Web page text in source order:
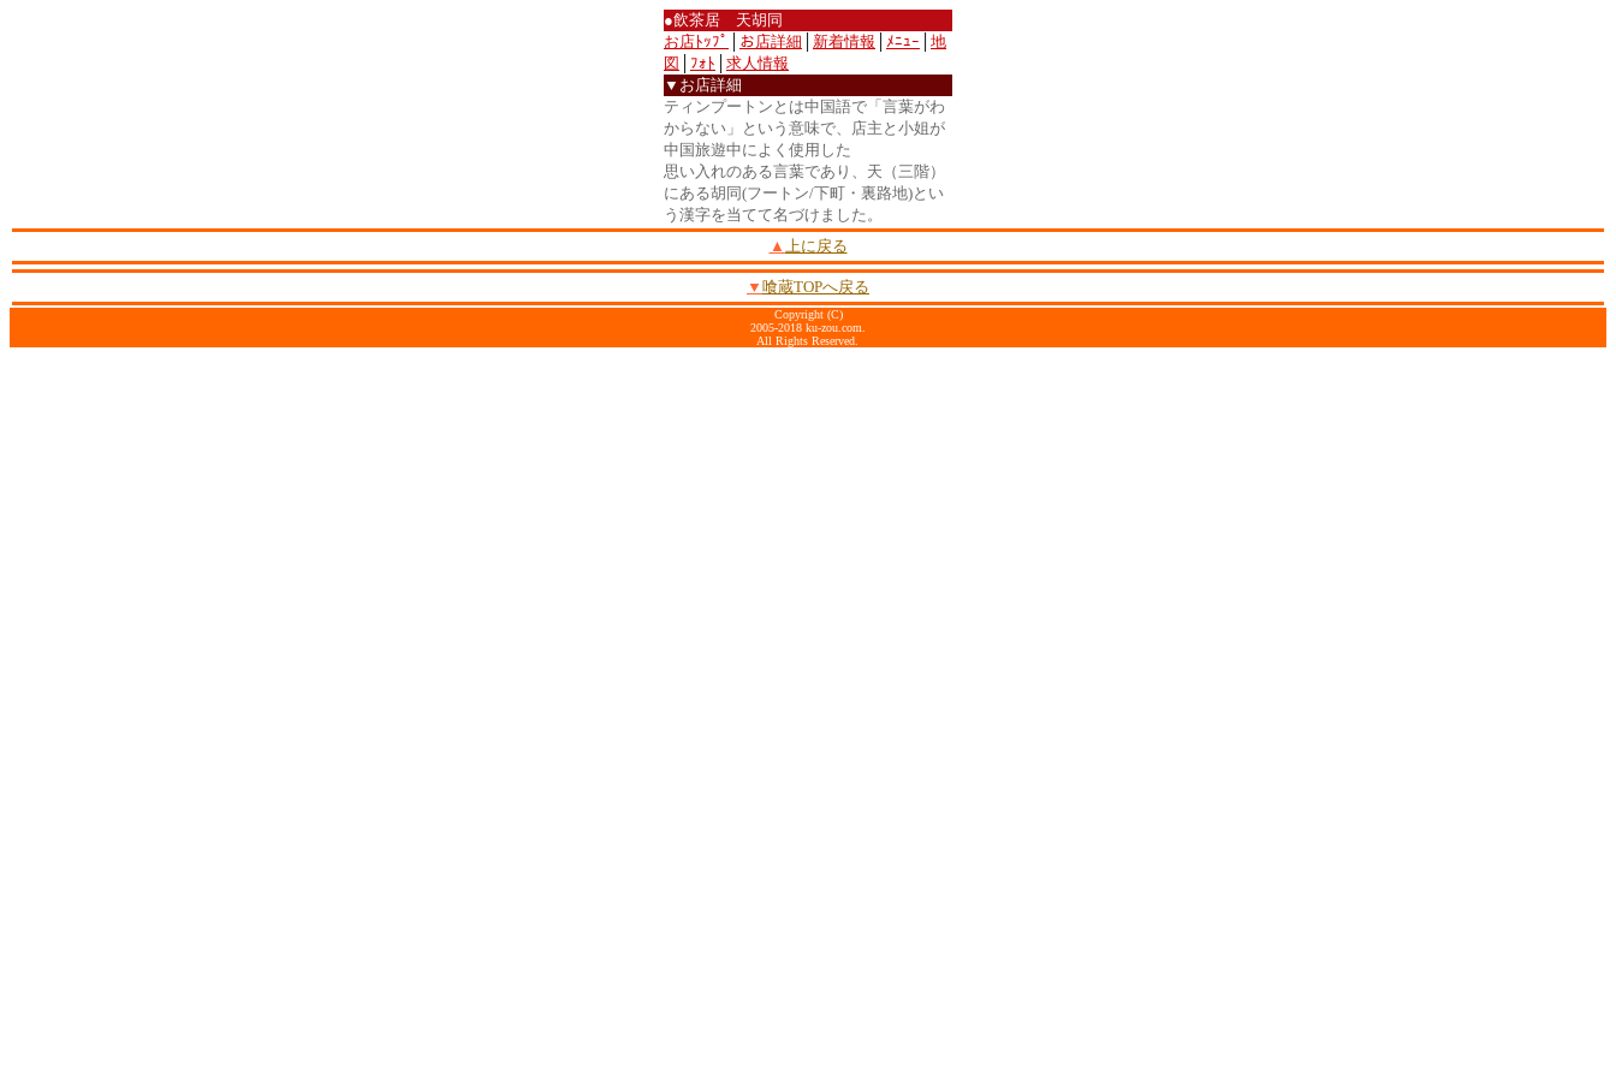
●飲茶居 天胡同
お店ﾄｯﾌﾟ
お店詳細 新着情報 ﾒﾆｭｰ
地
図
ﾌｫﾄ
求人情報
▼お店詳細
ティンプートンとは中国語で「言葉がわ
からない」という意味で、店主と小姐が
中国旅遊中によく使用した
思い入れのある言葉であり、天（三階）
にある胡同(フートン/下町・裏路地)とい
う漢字を当てて名づけました。
▲ 上に戻る
▼ 喰蔵TOPへ戻る
Copyright (C)
2005-2018 ku-zou.com.
All Rights Reserved.